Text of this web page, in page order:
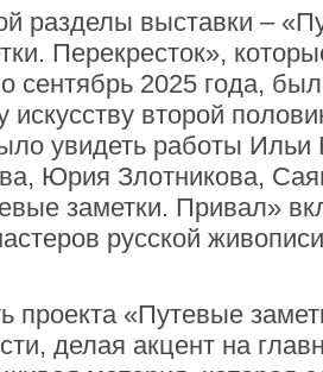
разделы выставки –
Перекресток»,
сентябрь 2025 года,
искусству второй
увидеть работы Ильи
Юрия Злотникова,
заметки. Привал»
русской
проекта «Путевые
делая акцент на